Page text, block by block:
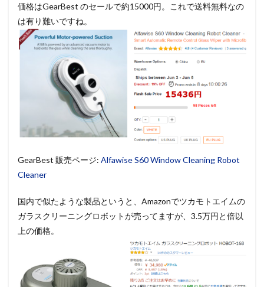
価格はGearBest のセールで約15000円。これで送料無料なの
は有り難いですね。
GearBest 販売ページ: Alfawise S60 Window Cleaning Robot
Cleaner
国内で似たような製品というと、Amazonでツカモトエイムの
ガラスクリーニングロボットが売ってますが、3.5万円と倍以
上の価格。